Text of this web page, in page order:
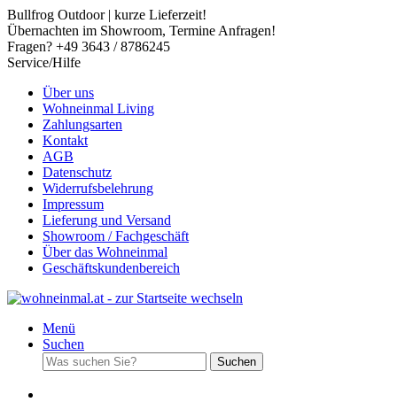
Bullfrog Outdoor | kurze Lieferzeit!
Übernachten im Showroom, Termine Anfragen!
Fragen? +49 3643 / 8786245
Service/Hilfe
Über uns
Wohneinmal Living
Zahlungsarten
Kontakt
AGB
Datenschutz
Widerrufsbelehrung
Impressum
Lieferung und Versand
Showroom / Fachgeschäft
Über das Wohneinmal
Geschäftskundenbereich
Menü
Suchen
Suchen